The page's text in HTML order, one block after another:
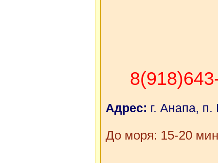
Адрес: г. Анапа,
До моря: 15-20